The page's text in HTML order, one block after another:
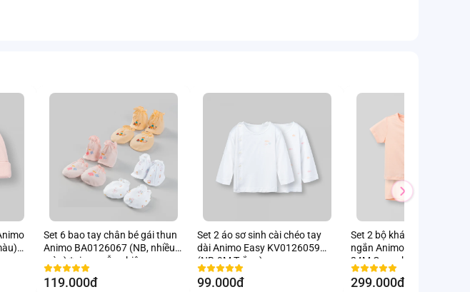
Set 6 bao tay chân bé gái thun
Animo BA0126067 (NB, nhiều
màu) *giao ngẫu nhiên
119.000đ
Set 2 áo sơ sinh cài chéo tay
dài Animo Easy KV0126059
(NB-9M,Trắng)
99.000đ
Set 2 bộ kháng khuẩn
ngắn Animo VD0126014
24M,Cam nhạt-cam
299.000đ